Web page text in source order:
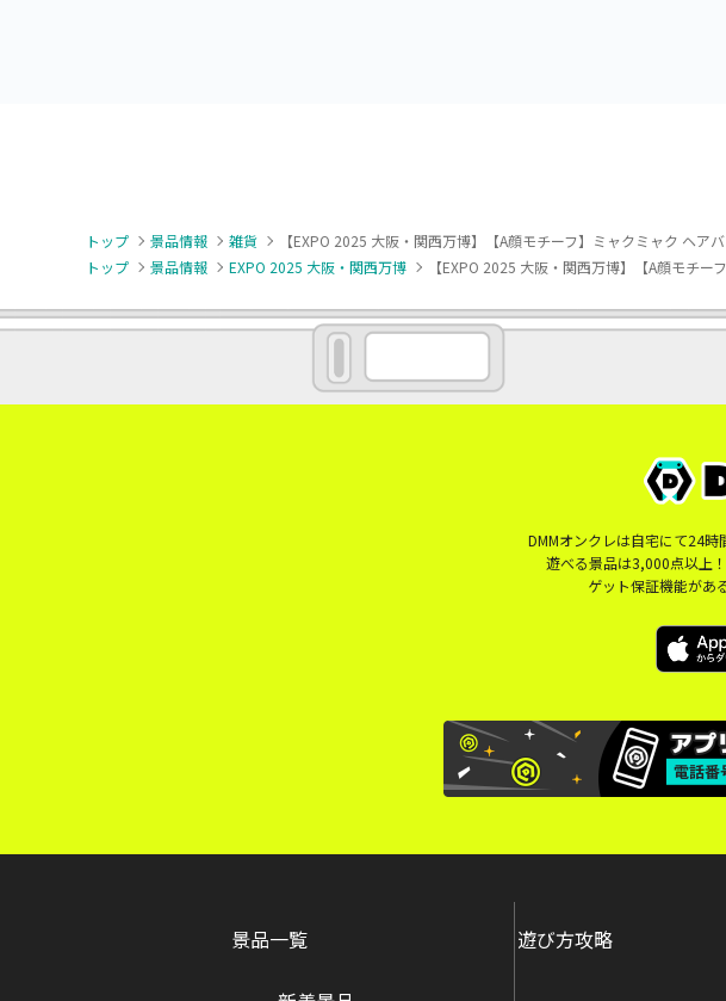
トップ 景品情報 雑貨
【EXPO 2025 大阪・関西万博】【A顔モチーフ】ミャクミャク ヘア
トップ
景品情報 EXPO 2025 大阪・関西万博 【EXPO 2025 大阪・関西万博】【A顔モチー
DMMオンクレは自宅にて24
遊べる景品は3,000点以上
ゲット保証機能があ
景品一覧 遊び方攻略